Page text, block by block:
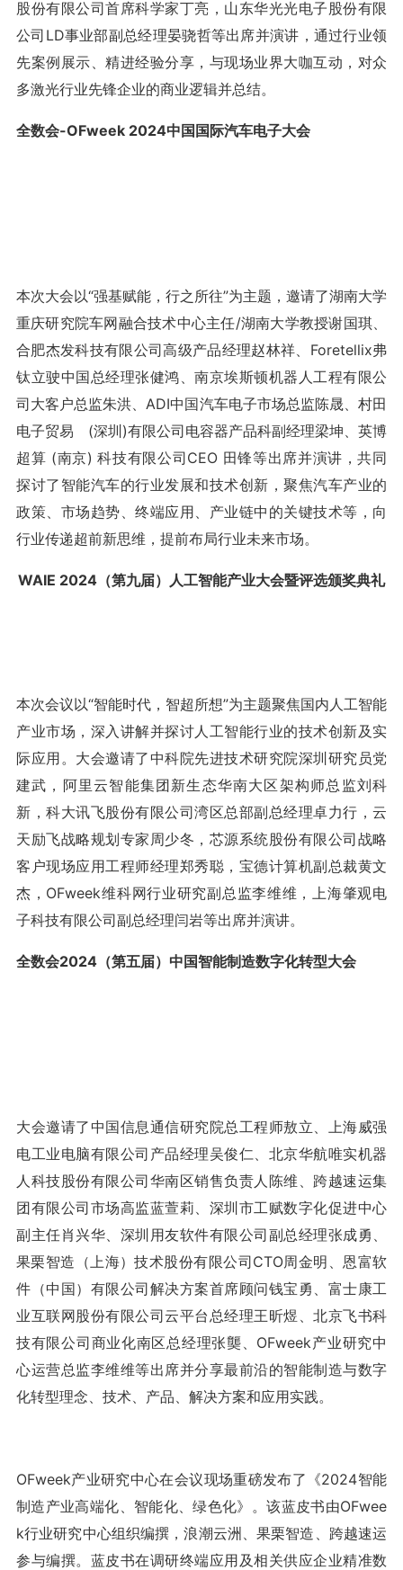
股份有限公司首席科学家丁亮，山东华光光电子股份有限
公司LD事业部副总经理晏骁哲等出席并演讲，通过行业领
先案例展示、精进经验分享，与现场业界大咖互动，对众
多激光行业先锋企业的商业逻辑并总结。
全数会-OFweek 2024中国国际汽车电子大会
本次大会以“强基赋能，行之所往”为主题，邀请了湖南大学
重庆研究院车网融合技术中心主任/湖南大学教授谢国琪、
合肥杰发科技有限公司高级产品经理赵林祥、Foretellix弗
钛立驶中国总经理张健鸿、南京埃斯顿机器人工程有限公
司大客户总监朱洪、ADI中国汽车电子市场总监陈晟、村田
电子贸易 (深圳)有限公司电容器产品科副经理梁坤、英博
超算 (南京) 科技有限公司CEO 田锋等出席并演讲，共同
探讨了智能汽车的行业发展和技术创新，聚焦汽车产业的
政策、市场趋势、终端应用、产业链中的关键技术等，向
行业传递超前新思维，提前布局行业未来市场。
WAIE 2024（第九届）人工智能产业大会暨评选颁奖典礼
本次会议以“智能时代，智超所想”为主题聚焦国内人工智能
产业市场，深入讲解并探讨人工智能行业的技术创新及实
际应用。大会邀请了中科院先进技术研究院深圳研究员党
建武，阿里云智能集团新生态华南大区架构师总监刘科
新，科大讯飞股份有限公司湾区总部副总经理卓力行，云
天励飞战略规划专家周少冬，芯源系统股份有限公司战略
客户现场应用工程师经理郑秀聪，宝德计算机副总裁黄文
杰，OFweek维科网行业研究副总监李维维，上海肇观电
子科技有限公司副总经理闫岩等出席并演讲。
全数会2024（第五届）中国智能制造数字化转型大会
大会邀请了中国信息通信研究院总工程师敖立、上海威强
电工业电脑有限公司产品经理吴俊仁、北京华航唯实机器
人科技股份有限公司华南区销售负责人陈维、跨越速运集
团有限公司市场高监蓝萱莉、深圳市工赋数字化促进中心
副主任肖兴华、深圳用友软件有限公司副总经理张成勇、
果栗智造（上海）技术股份有限公司CTO周金明、恩富软
件（中国）有限公司解决方案首席顾问钱宝勇、富士康工
业互联网股份有限公司云平台总经理王昕煜、北京飞书科
技有限公司商业化南区总经理张龑、OFweek产业研究中
心运营总监李维维等出席并分享最前沿的智能制造与数字
化转型理念、技术、产品、解决方案和应用实践。
OFweek产业研究中心在会议现场重磅发布了《2024智能
制造产业高端化、智能化、绿色化》。该蓝皮书由OFwee
k行业研究中心组织编撰，浪潮云洲、果栗智造、跨越速运
参与编撰。蓝皮书在调研终端应用及相关供应企业精准数